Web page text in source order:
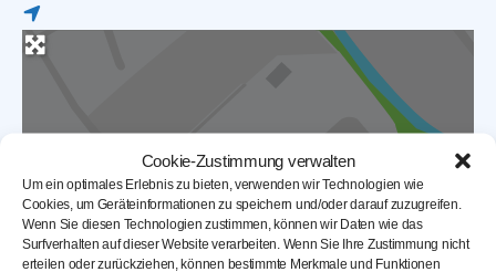
Cookie-Zustimmung verwalten
Um ein optimales Erlebnis zu bieten, verwenden wir Technologien wie
Cookies, um Geräteinformationen zu speichern und/oder darauf zuzugreifen.
Wenn Sie diesen Technologien zustimmen, können wir Daten wie das
Surfverhalten auf dieser Website verarbeiten. Wenn Sie Ihre Zustimmung nicht
erteilen oder zurückziehen, können bestimmte Merkmale und Funktionen
Karte laden